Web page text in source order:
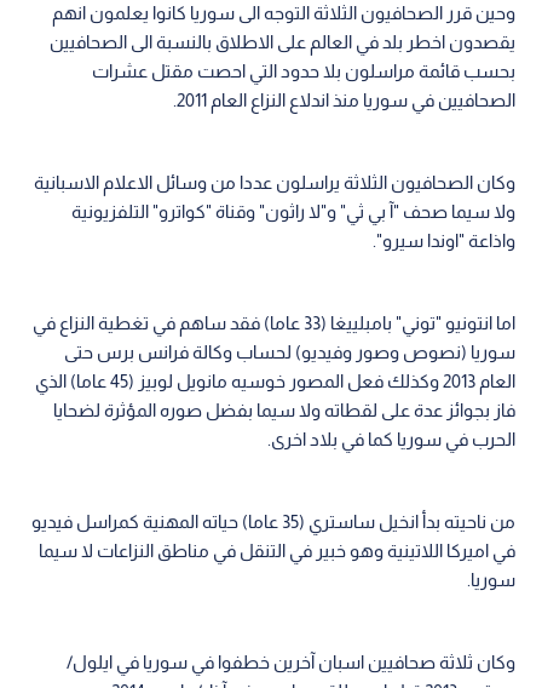
وحين قرر الصحافيون الثلاثة التوجه الى سوريا كانوا يعلمون انهم
يقصدون اخطر بلد في العالم على الاطلاق بالنسبة الى الصحافيين
بحسب قائمة مراسلون بلا حدود التي احصت مقتل عشرات
الصحافيين في سوريا منذ اندلاع النزاع العام 2011.
وكان الصحافيون الثلاثة يراسلون عددا من وسائل الاعلام الاسبانية
ولا سيما صحف "آ بي ثي" و"لا راثون" وقناة "كواترو" التلفزيونية
واذاعة "اوندا سيرو".
اما انتونيو "توني" بامبلييغا (33 عاما) فقد ساهم في تغطية النزاع في
سوريا (نصوص وصور وفيديو) لحساب وكالة فرانس برس حتى
العام 2013 وكذلك فعل المصور خوسيه مانويل لوبيز (45 عاما) الذي
فاز بجوائز عدة على لقطاته ولا سيما بفضل صوره المؤثرة لضحايا
الحرب في سوريا كما في بلاد اخرى.
من ناحيته بدأ انخيل ساستري (35 عاما) حياته المهنية كمراسل فيديو
في اميركا اللاتينية وهو خبير في التنقل في مناطق النزاعات لا سيما
سوريا.
وكان ثلاثة صحافيين اسبان آخرين خطفوا في سوريا في ايلول/